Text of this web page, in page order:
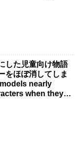
した児童向け物語
をほぼ消してしま
nearly
when they